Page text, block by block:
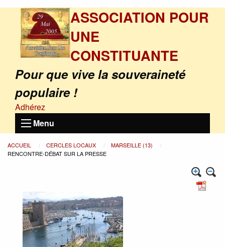
ASSOCIATION POUR
UNE
CONSTITUANTE
Pour que vive la souveraineté
populaire !
Adhérez
Menu
ACCUEIL CERCLES LOCAUX
MARSEILLE (13)
RENCONTRE-DÉBAT SUR LA PRESSE